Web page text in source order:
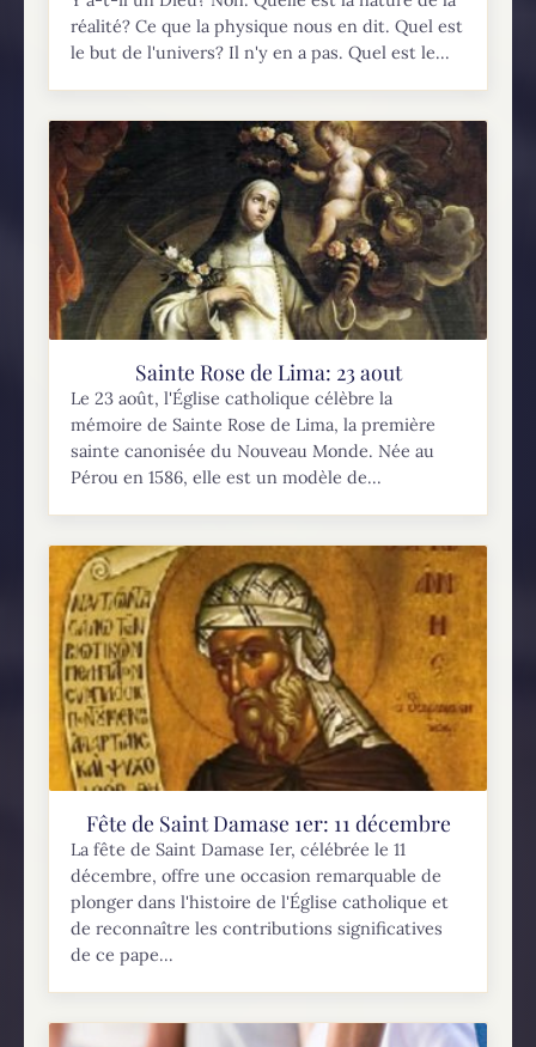
réalité? Ce que la physique nous en dit. Quel est
le but de l'univers? Il n'y en a pas. Quel est le...
Sainte Rose de Lima: 23 aout
Le 23 août, l'Église catholique célèbre la
mémoire de Sainte Rose de Lima, la première
sainte canonisée du Nouveau Monde. Née au
Pérou en 1586, elle est un modèle de...
Fête de Saint Damase 1er: 11 décembre
La fête de Saint Damase Ier, célébrée le 11
décembre, offre une occasion remarquable de
plonger dans l'histoire de l'Église catholique et
de reconnaître les contributions significatives
de ce pape...